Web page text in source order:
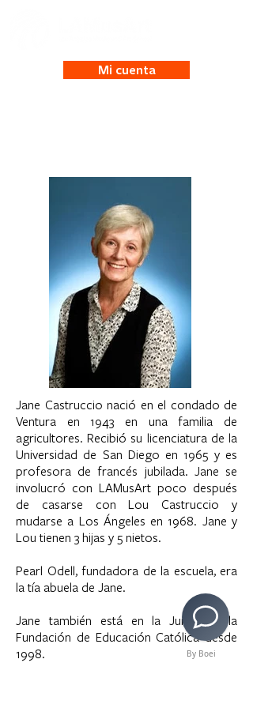
Mi cuenta
Jane Castruccio nació en el condado de
Ventura en 1943 en una familia de
agricultores. Recibió su licenciatura de la
Universidad de San Diego en 1965 y es
profesora de francés jubilada. Jane se
involucró con LAMusArt poco después
de casarse con Lou Castruccio y
mudarse a Los Ángeles en 1968. Jane y
Lou tienen 3 hijas y 5 nietos.
Pearl Odell, fundadora de la escuela, era
la tía abuela de Jane.
Jane también está en la Junta de la
Fundación de Educación Católica desde
1998.
By Boei